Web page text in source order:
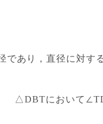
であり，直径に対す
において